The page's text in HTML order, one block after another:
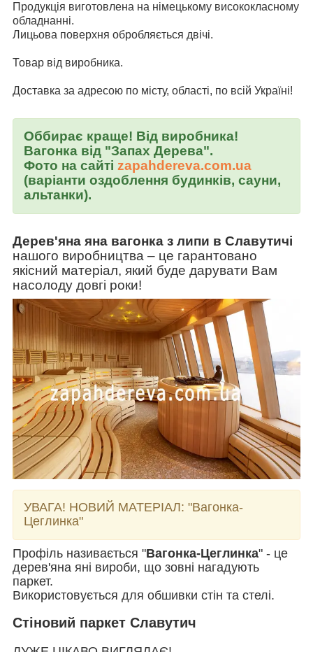
Продукція виготовлена на німецькому висококласному
обладнанні.
Лицьова поверхня обробляється двічі.
Товар від виробника.
Доставка за адресою по місту, області, по всій Україні!
Оббирає краще! Від виробника!
Вагонка від "Запах Дерева".
Фото на сайті zapahdereva.com.ua
(варіанти оздоблення будинків, сауни,
альтанки).
Дерев'яна яна вагонка з липи в Славутичі
нашого виробництва – це гарантовано
якісний матеріал, який буде дарувати Вам
насолоду довгі роки!
УВАГА! НОВИЙ МАТЕРІАЛ: "Вагонка-
Цеглинка"
Профіль називається "Вагонка-Цеглинка" - це
дерев'яна яні вироби, що зовні нагадують
паркет.
Використовується для обшивки стін та стелі.
Стіновий паркет Славутич